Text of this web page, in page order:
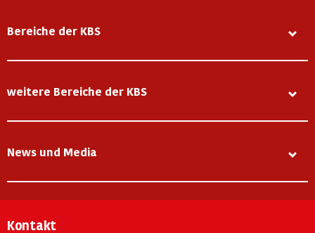
Bereiche der KBS
weitere Bereiche der KBS
News und Media
Kontakt